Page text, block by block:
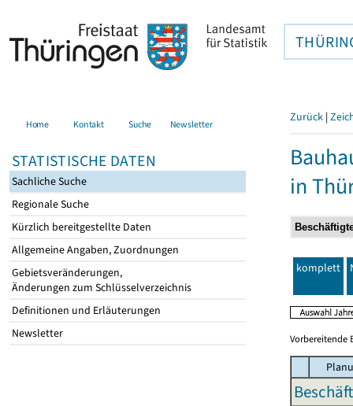
Home Kontakt Suche Newsletter
STATISTISCHE DATEN
Sachliche Suche
Regionale Suche
Kürzlich bereitgestellte Daten
Allgemeine Angaben, Zuordnungen
Gebietsveränderungen,
Änderungen zum Schlüsselverzeichnis
Definitionen und Erläuterungen
Newsletter
Zurück |
in
komplett
Vorbereitende